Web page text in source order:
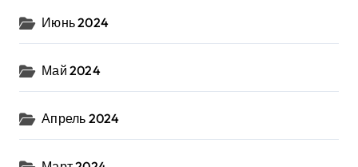
Июнь 2024
Май 2024
Апрель 2024